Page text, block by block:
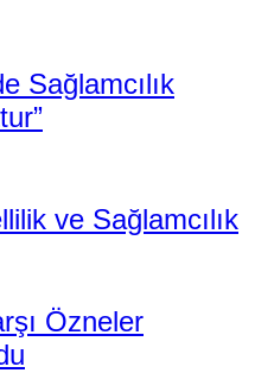
Sağlamcılık
ve Sağlamcılık
Özneler